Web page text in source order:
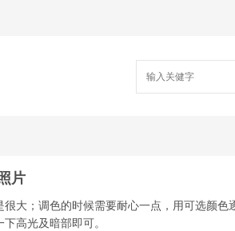
片
大；调色的时候需要耐心一点，用可选颜色
高光及暗部即可。